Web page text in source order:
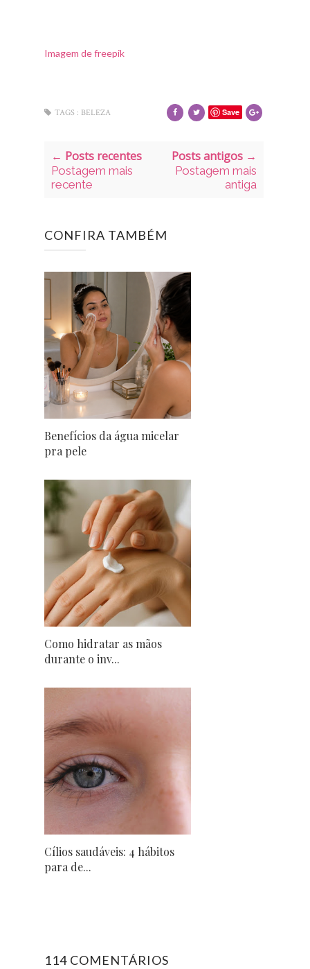
Imagem de freepik
Save
TAGS : BELEZA
← Posts recentes
Postagem mais
recente
Posts antigos →
Postagem mais
antiga
CONFIRA TAMBÉM
Benefícios da água micelar
pra pele
Como hidratar as mãos
durante o inv...
Cílios saudáveis: 4 hábitos
para de...
114 COMENTÁRIOS